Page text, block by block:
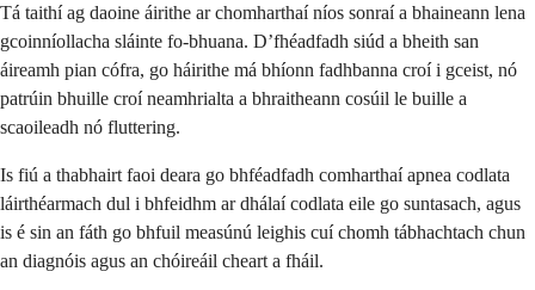
Tá taithí ag daoine áirithe ar chomharthaí níos sonraí a bhaineann lena
gcoinníollacha sláinte fo-bhuana. D’fhéadfadh siúd a bheith san
áireamh pian cófra, go háirithe má bhíonn fadhbanna croí i gceist, nó
patrúin bhuille croí neamhrialta a bhraitheann cosúil le buille a
scaoileadh nó fluttering.
Is fiú a thabhairt faoi deara go bhféadfadh comharthaí apnea codlata
láirthéarmach dul i bhfeidhm ar dhálaí codlata eile go suntasach, agus
is é sin an fáth go bhfuil measúnú leighis cuí chomh tábhachtach chun
an diagnóis agus an chóireáil cheart a fháil.